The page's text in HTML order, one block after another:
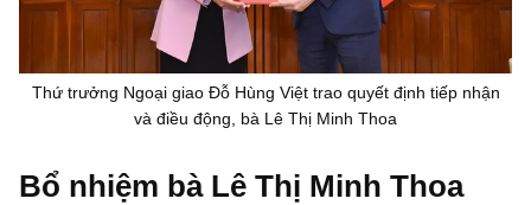
Photo
Thứ trưởng Ngoại giao Đỗ Hùng Việt trao quyết định tiếp nhận
và điều động, bà Lê Thị Minh Thoa
Bổ nhiệm bà Lê Thị Minh Thoa